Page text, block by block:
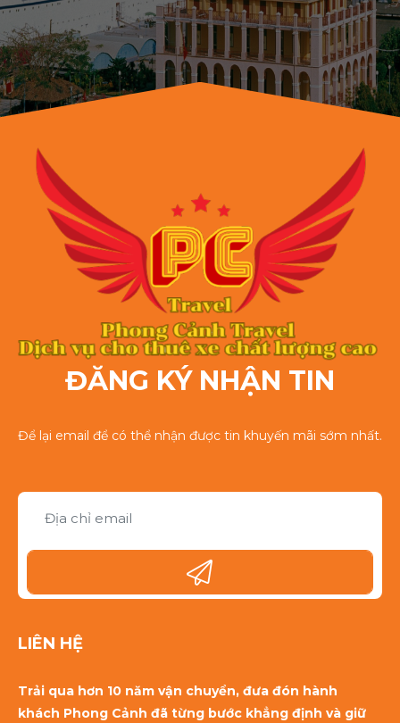
ĐĂNG KÝ NHẬN TIN
Để lại email để có thể nhận được tin khuyến mãi sớm nhất.
LIÊN HỆ
Trải qua hơn 10 năm vận chuyển, đưa đón hành
khách Phong Cảnh đã từng bước khẳng định và giữ